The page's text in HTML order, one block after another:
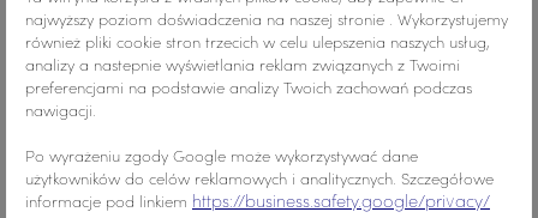
Opis
atrakcyjnych cenach. Kamienie można przykleić
lub przyszyć. Posiadamy cyrkonie w pełnej gamie
najwyższy poziom doświadczenia na naszej stronie . Wykorzystujemy
również pliki cookie stron trzecich w celu ulepszenia naszych usług,
analizy a nastepnie wyświetlania reklam związanych z Twoimi
preferencjami na podstawie analizy Twoich zachowań podczas
nawigacji.
Po wyrażeniu zgody Google może wykorzystywać dane
użytkowników do celów reklamowych i analitycznych. Szczegółowe
informacje pod linkiem https://business.safety.google/privacy/